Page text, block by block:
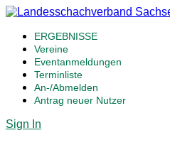
ERGEBNISSE
Vereine
Eventanmeldungen
Terminliste
An-/Abmelden
Antrag neuer Nutzer
Sign In